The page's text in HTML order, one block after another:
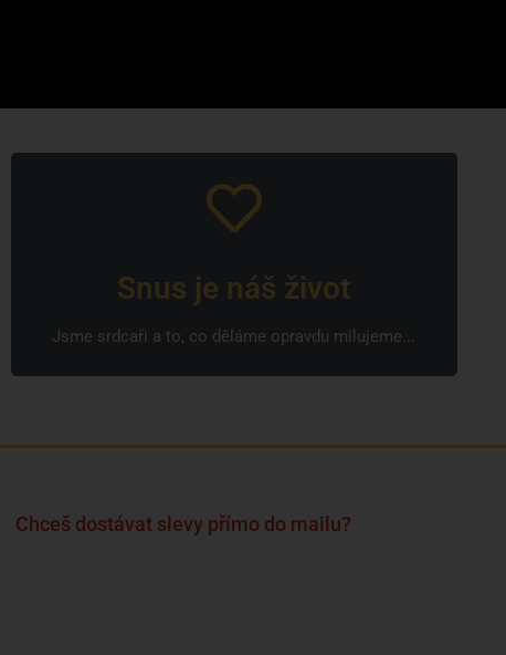
Snus je náš život
Jsme srdcaři a to, co děláme opravdu milujeme...
Chceš dostávat slevy přímo do mailu?